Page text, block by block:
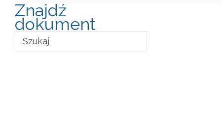
Znajdź
dokument